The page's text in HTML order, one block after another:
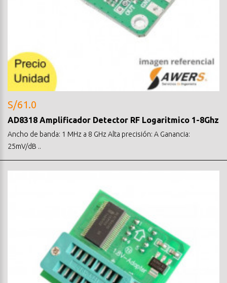
S/61.0
AD8318 Amplificador Detector RF Logaritmico 1-8Ghz
Ancho de banda: 1 MHz a 8 GHz Alta precisión: A Ganancia:
25mV/dB ..